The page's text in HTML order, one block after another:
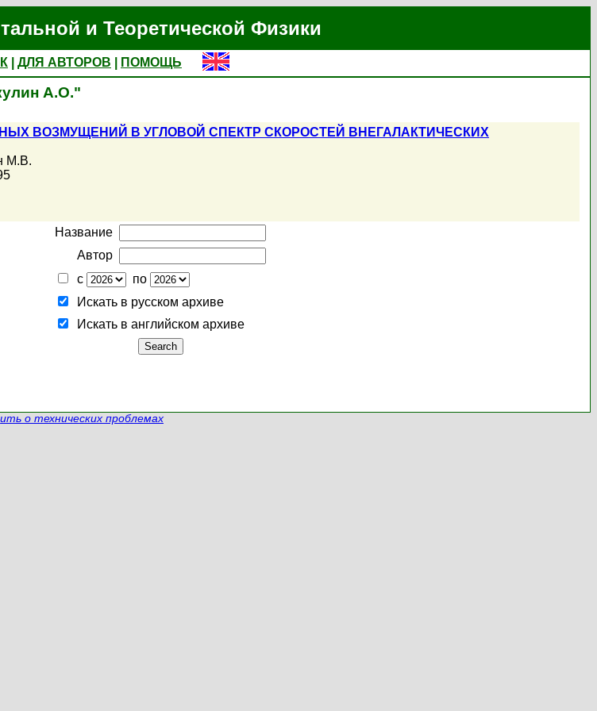
и Теоретической Физики
ДЛЯ АВТОРОВ
ПОМОЩЬ
А.О."
ВОЗМУЩЕНИЙ В УГЛОВОЙ СПЕКТР СКОРОСТЕЙ ВНЕГАЛАКТИЧЕСКИХ
М.В.
Название
Автор
с
по
Искать в русском архиве
Искать в английском архиве
о технических проблемах